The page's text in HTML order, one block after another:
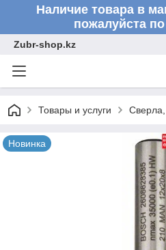
Наличие товара в
пожалуйста
Zubr-shop.kz
Товары и услуги
Новинка